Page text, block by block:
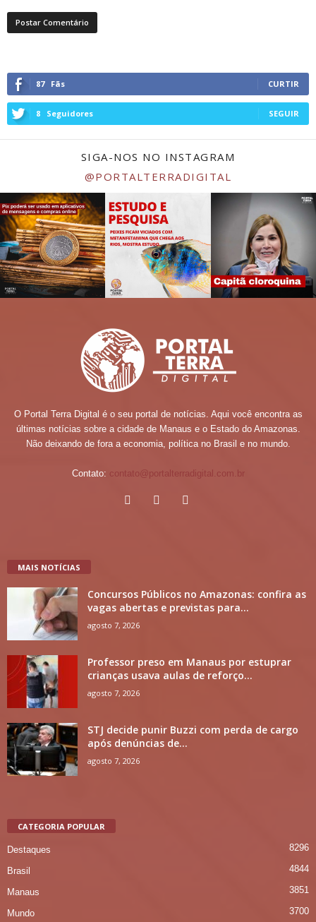
87 Fãs CURTIR
8 Seguidores SEGUIR
SIGA-NOS NO INSTAGRAM
@PORTALTERRADIGITAL
O Portal Terra Digital é o seu portal de notícias. Aqui você encontra as
últimas notícias sobre a cidade de Manaus e o Estado do Amazonas.
Não deixando de fora a economia, política no Brasil e no mundo.
Contato: contato@portalterradigital.com.br
MAIS NOTÍCIAS
Concursos Públicos no Amazonas: confira as
vagas abertas e previstas para...
agosto 7, 2026
Professor preso em Manaus por estuprar
crianças usava aulas de reforço...
agosto 7, 2026
STJ decide punir Buzzi com perda de cargo
após denúncias de...
agosto 7, 2026
CATEGORIA POPULAR
Destaques 8296
Brasil 4844
Manaus 3851
Mundo 3700